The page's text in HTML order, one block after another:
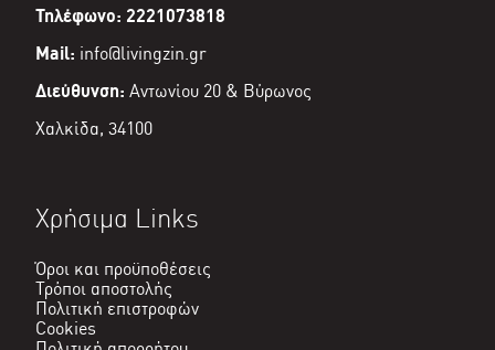
Τηλέφωνο: 2221073818
Mail: info@livingzin.gr
Διεύθυνση: Αντωνίου 20 & Βύρωνος
Χαλκίδα, 34100
Χρήσιμα Links
Όροι και προϋποθέσεις
Τρόποι αποστολής
Πολιτική επιστροφών
Cookies